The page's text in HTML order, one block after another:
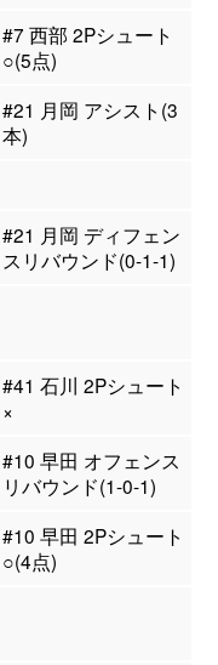
#7 西部 2Pシュート
○(5点)
#21 月岡 アシスト(3
本)
#21 月岡 ディフェン
スリバウンド(0-1-1)
#41 石川 2Pシュート
×
#10 早田 オフェンス
リバウンド(1-0-1)
#10 早田 2Pシュート
○(4点)